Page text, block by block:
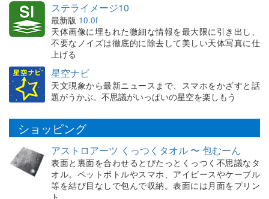
ステライメージ10
最新版 10.0f
天体画像に埋もれた微細な情報を最大限に引き出し、
不要なノイズは徹底的に除去して美しい天体写真に仕
上げる
星空ナビ
天文現象から最新ニュースまで、スマホをかざすと話
題がうかぶ。不思議がいっぱいの星空を楽しもう
ショッピング
アストロアーツ くっつくタオル 〜 包むーん
表面と裏面を合わせるとぴたっとくっつく不思議なタ
オル。ペットボトルやスマホ、アイピースやケーブル
等を結び目なしで包んで収納。表面には月面をプリン